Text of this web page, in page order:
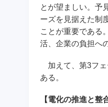
とが望ましい。予
ーズを見据えた制
ことが重要である
活、企業の負担へ
加えて、第3フェ
ある。
【電化の推進と整